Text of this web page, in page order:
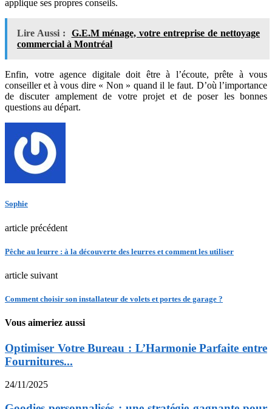
applique ses propres conseils.
Lire Aussi :
G.E.M ménage, votre entreprise de nettoyage
commercial à Montréal
Enfin, votre agence digitale doit être à l’écoute, prête à vous
conseiller et à vous dire « Non » quand il le faut. D’où l’importance
de discuter amplement de votre projet et de poser les bonnes
questions au départ.
Sophie
article précédent
Pêche au leurre : à la découverte des leurres et comment les utiliser
article suivant
Comment choisir son installateur de volets et portes de garage ?
Vous aimeriez aussi
Optimiser Votre Bureau : L’Harmonie Parfaite entre
Fournitures...
24/11/2025